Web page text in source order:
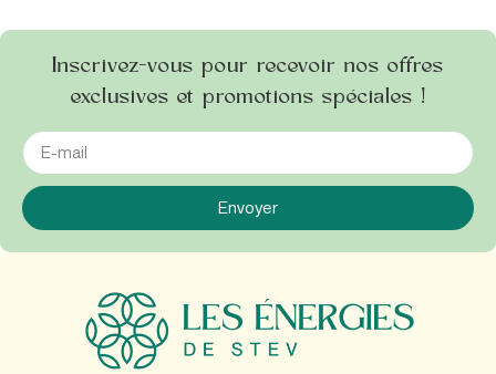
Inscrivez-vous pour recevoir nos offres
exclusives et promotions spéciales !
Envoyer